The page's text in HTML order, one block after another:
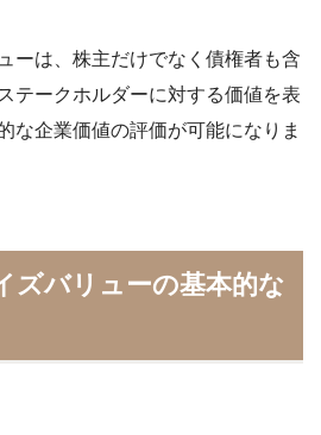
ーは、株主だけでなく債権者も含
テークホルダーに対する価値を表
な企業価値の評価が可能になりま
ズバリューの基本的な